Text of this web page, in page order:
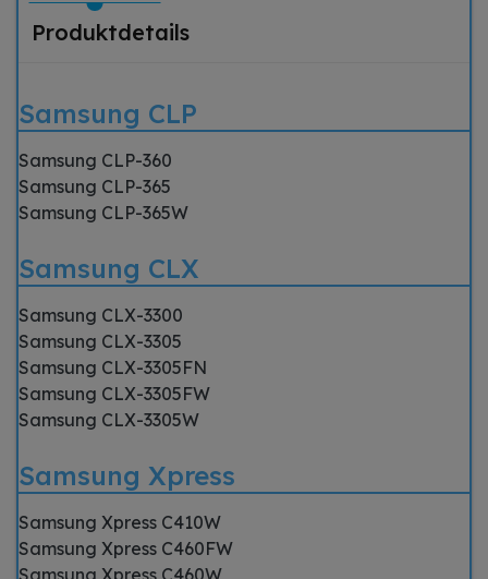
Produktdetails
Samsung CLP
Samsung CLP-360
Samsung CLP-365
Samsung CLP-365W
Samsung CLX
Samsung CLX-3300
Samsung CLX-3305
Samsung CLX-3305FN
Samsung CLX-3305FW
Samsung CLX-3305W
Samsung Xpress
Samsung Xpress C410W
Samsung Xpress C460FW
Samsung Xpress C460W